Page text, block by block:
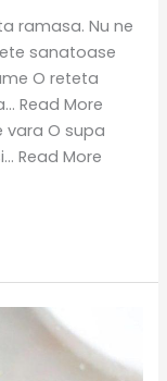
ramasa. Nu ne
sanatoase
O reteta
Read More
vara O supa
Read More